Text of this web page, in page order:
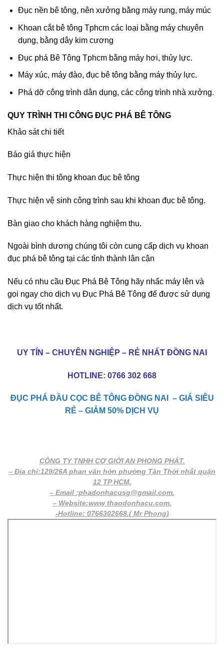
Đục nền bê tông, nên xưởng bằng máy rung, máy múc
Khoan cắt bê tông Tphcm các loại bằng máy chuyên
dụng, bằng dây kim cương
Đục phá Bê Tông Tphcm bằng máy hơi, thủy lực.
Máy xúc, máy đào, đục bê tông bằng máy thủy lực.
Phá dỡ công trình dân dụng, các công trình nhà xưởng.
QUY TRÌNH THI CÔNG ĐỤC PHÁ BÊ TÔNG
Khảo sát chi tiết
Báo giá thực hiện
Thực hiện thi tông khoan đục bê tông
Thực hiện vệ sinh công trình sau khi khoan đục bê tông.
Bàn giao cho khách hàng nghiệm thu.
Ngoài bình dương chúng tôi còn cung cấp dịch vụ khoan
đục phá bê tông tại các tỉnh thành lân cận
Nếu có nhu cầu Đục Phá Bê Tông hãy nhấc máy lên và
gọi ngay cho dịch vụ Đục Phá Bê Tông để được sử dụng
dịch vụ tốt nhất.
UY TÍN – CHUYÊN NGHIỆP – RẺ NHẤT ĐỒNG NAI
HOTLINE: 0766 302 668
ĐỤC PHÁ ĐẦU CỌC BÊ TÔNG ĐỒNG NAI – GIÁ SIÊU
RẺ – GIẢM 50% DỊCH VỤ
CÔNG TY TNHH CƠ GIỚI AN PHONG PHÁT.
– Địa chỉ:129/26A phan văn hớn phường Tân Thới nhất quận
12 TP HCM.
– Email :phadonhacusg@gmail.com.
– Website:www thaodonhacu.com.
-Hotline: 0766302668.( Mr Phong)